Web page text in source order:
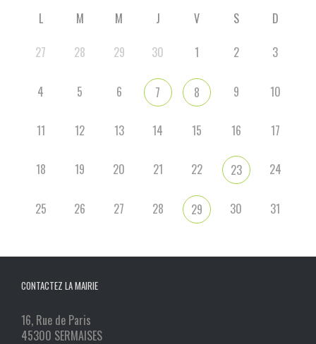
L M M J V S
D
27
28 29 30 1 2 3
4 5 6 7 8 9 10
11 12 13 14 15 16 17
18 19 20 21 22 23 24
25 26 27 28 29 30 31
CONTACTEZ LA MAIRIE
16, Rue de Paris
45300 SERMAISES